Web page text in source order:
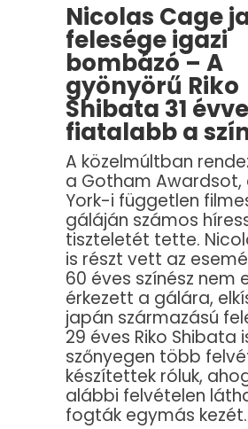
Nicolas Cage
felesége igazi
bombázó – A
gyönyörű Riko
Shibata 31
fiatalabb a
A közelmúltban
a Gotham Awardsot,
York-i független
gáláján számos
tiszteletét tette.
is részt vett az
60 éves színész nem
érkezett a gálára,
japán származású
29 éves Riko Shibata
szőnyegen több
készítettek róluk,
alábbi felvételen
fogták egymás kezét.